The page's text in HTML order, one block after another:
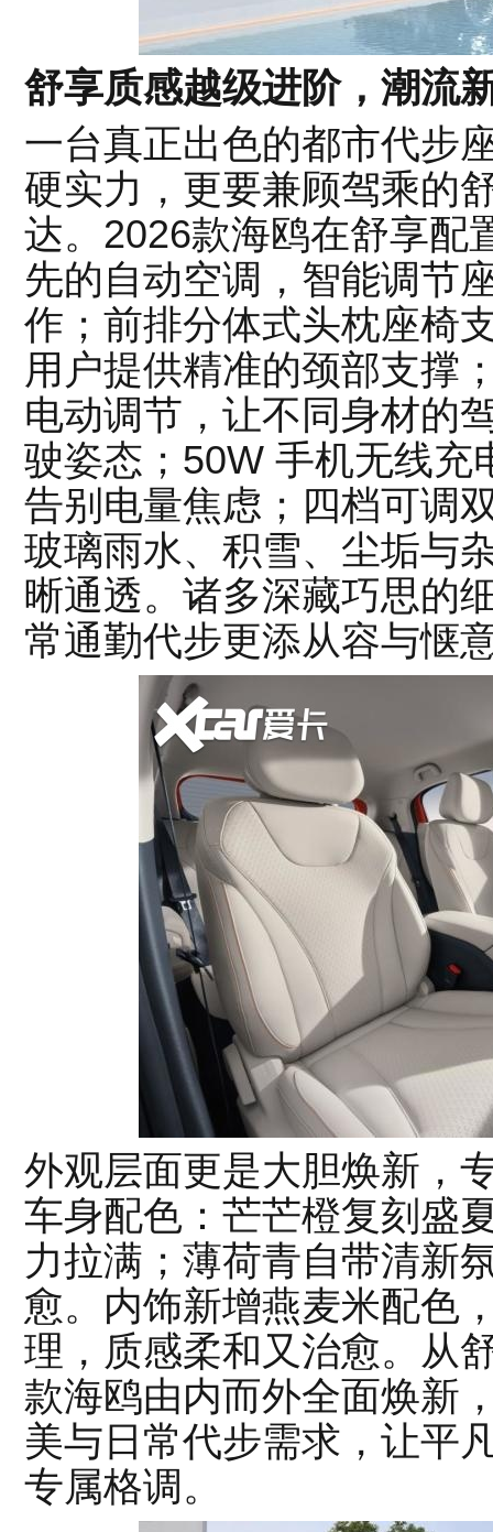
舒享质感越级进阶，潮流
一台真正出色的都市代步
硬实力，更要兼顾驾乘的
达。2026款海鸥在舒享配
先的自动空调，智能调节
作；前排分体式头枕座椅
用户提供精准的颈部支撑
电动调节，让不同身材的
驶姿态；50W 手机无线充
告别电量焦虑；四档可调
玻璃雨水、积雪、尘垢与
晰通透。诸多深藏巧思的
常通勤代步更添从容与惬
外观层面更是大胆焕新，
车身配色：芒芒橙复刻盛
力拉满；薄荷青自带清新
愈。内饰新增燕麦米配色
理，质感柔和又治愈。从
款海鸥由内而外全面焕新
美与日常代步需求，让平
专属格调。